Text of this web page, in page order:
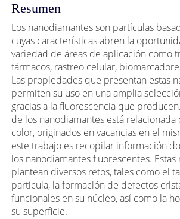
Resumen
Los nanodiamantes son partículas
cuyas características abren la
variedad de áreas de aplicación como
fármacos, rastreo celular,
Las propiedades que presentan estas
permiten su uso en una amplia
gracias a la fluorescencia que
de los nanodiamantes está relacionada
color, originados en vacancias en el
este trabajo es recopilar información
los nanodiamantes fluorescentes.
plantean diversos retos, tales como el
partícula, la formación de defectos
funcionales en su núcleo, así como la
su superficie.